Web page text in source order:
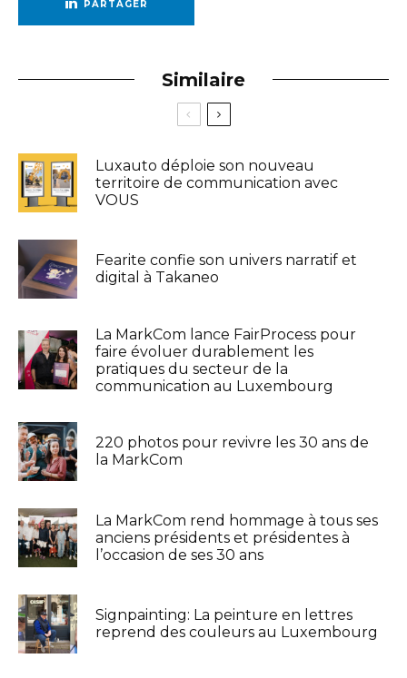
PARTAGER
Similaire
Luxauto déploie son nouveau
territoire de communication avec
VOUS
Fearite confie son univers narratif et
digital à Takaneo
La MarkCom lance FairProcess pour
faire évoluer durablement les
pratiques du secteur de la
communication au Luxembourg
220 photos pour revivre les 30 ans de
la MarkCom
La MarkCom rend hommage à tous ses
anciens présidents et présidentes à
l’occasion de ses 30 ans
Signpainting: La peinture en lettres
reprend des couleurs au Luxembourg